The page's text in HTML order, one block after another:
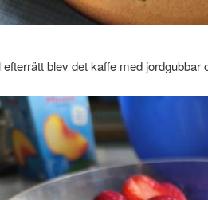
efterrätt blev det kaffe med jordgubbar